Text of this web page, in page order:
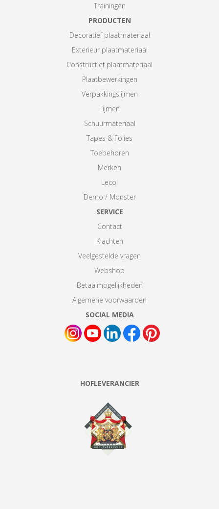
Trainingen
PRODUCTEN
Decoratief plaatmateriaal
Exterieur plaatmateriaal
Constructief plaatmateriaal
Plaatbewerkingen
Verpakkingslijmen
Lijmen
Schuurmateriaal
Tapes & Folies
Toebehoren
Merken
Lecol
Demo / Monster
SERVICE
Contact
Klachten
Veelgestelde vragen
Webshop
Betaalmogelijkheden
Algemene voorwaarden
SOCIAL MEDIA
HOFLEVERANCIER